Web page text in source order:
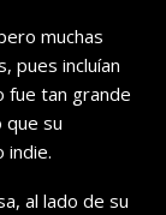
muchas
pues incluían
fue tan grande
su
indie.
al lado de su